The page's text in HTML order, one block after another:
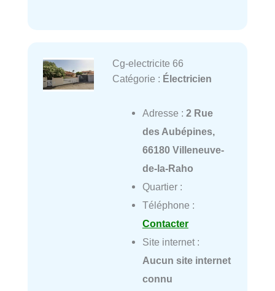
Cg-electricite 66
Catégorie : Électricien
Adresse : 2 Rue
des Aubépines,
66180 Villeneuve-
de-la-Raho
Quartier :
Téléphone :
Contacter
Site internet :
Aucun site internet
connu